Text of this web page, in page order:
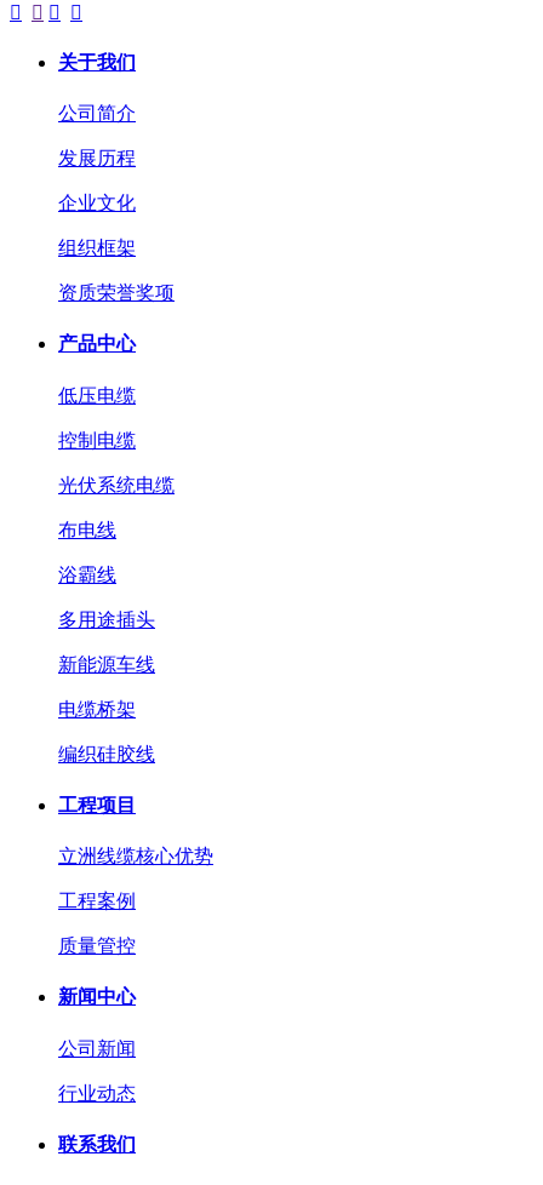
   
关于我们
公司简介
发展历程
企业文化
组织框架
资质荣誉奖项
产品中心
低压电缆
控制电缆
光伏系统电缆
布电线
浴霸线
多用途插头
新能源车线
电缆桥架
编织硅胶线
工程项目
立洲线缆核心优势
工程案例
质量管控
新闻中心
公司新闻
行业动态
联系我们